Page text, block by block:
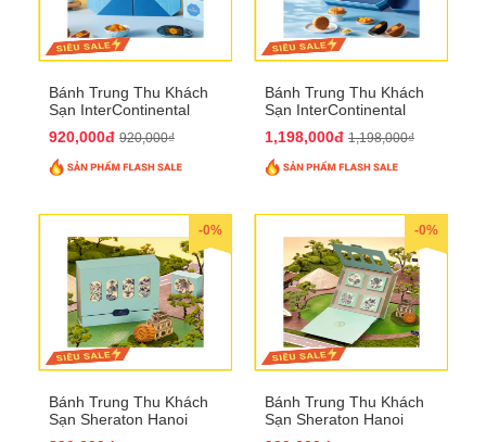
Bánh Trung Thu Khách
Sạn InterContinental
QTTT26
920,000đ 920,000₫
Bánh Trung Thu Khách
Sạn InterContinental
QTTT27
1,198,000đ 1,198,000₫
-0%
Bánh Trung Thu Khách
Sạn Sheraton Hanoi
-0%
Bánh Trung Thu Khách
Sạn Sheraton Hanoi